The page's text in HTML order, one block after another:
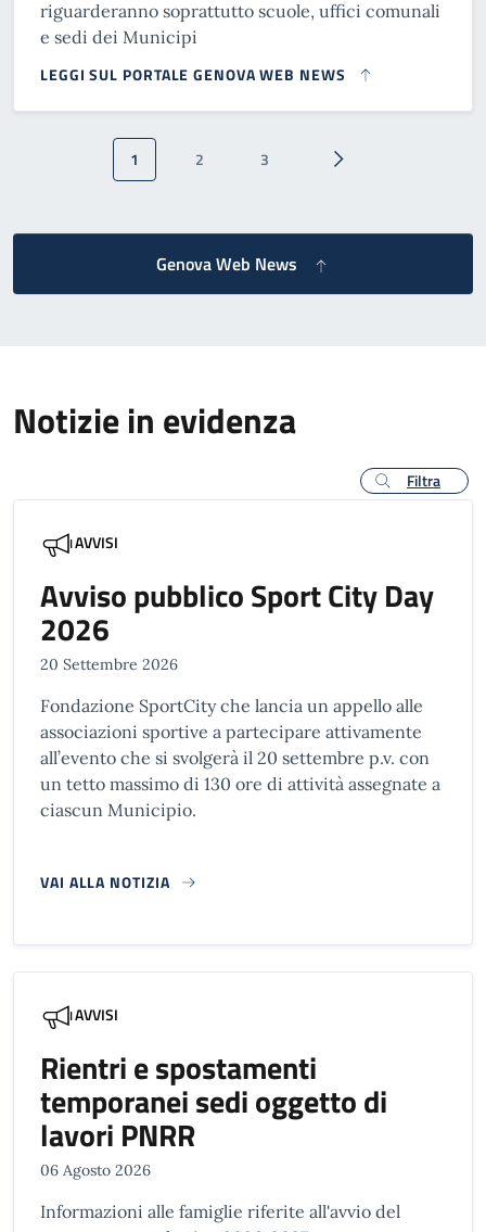
riguarderanno soprattutto scuole, uffici comunali
e sedi dei Municipi
LEGGI SUL PORTALE GENOVA WEB NEWS
Paginazione
Pagina attuale
1 Pagina
2 Pagina
3 Pagina successiva
Genova Web News
Notizie in evidenza
Filtra
AVVISI
Avviso pubblico Sport City Day
2026
20 Settembre 2026
Fondazione SportCity che lancia un appello alle
associazioni sportive a partecipare attivamente
all’evento che si svolgerà il 20 settembre p.v. con
un tetto massimo di 130 ore di attività assegnate a
ciascun Municipio.
VAI ALLA NOTIZIA
AVVISI
Rientri e spostamenti
temporanei sedi oggetto di
lavori PNRR
06 Agosto 2026
Informazioni alle famiglie riferite all'avvio del